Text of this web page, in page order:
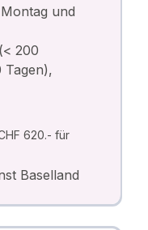
und
200
Tagen),
620.- für
Baselland